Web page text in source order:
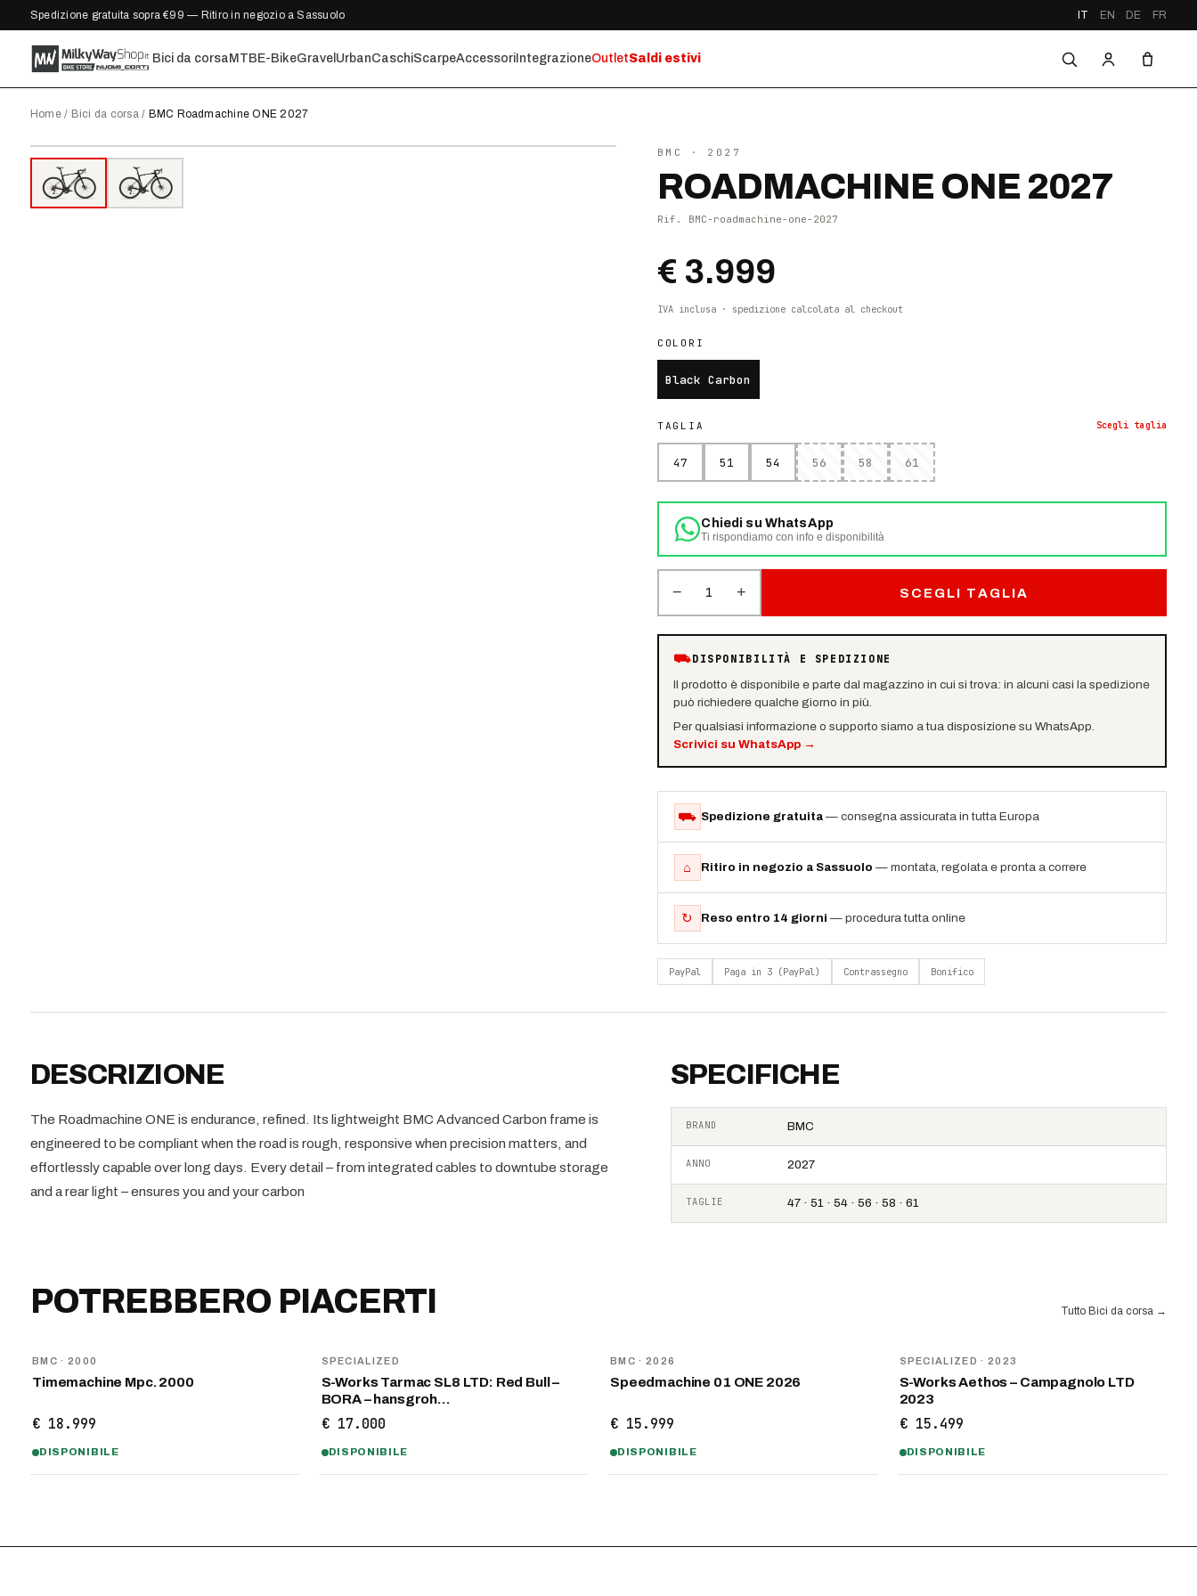
Spedizione gratuita sopra €99 — Ritiro in negozio a Sassuolo IT EN DE FR
Bici da corsa MTB E-BikeGravel UrbanCaschiScarpeAccessoriIntegrazioneOutletSaldi estivi
Home/ Bici da corsa/ BMC Roadmachine ONE 2027
2027 DISPONIBILE
BMC · 2027
ROADMACHINE ONE 2027
Rif. BMC-roadmachine-one-2027
€ 3.999
IVA inclusa · spedizione calcolata al checkout
COLORI
Black Carbon
TAGLIA Scegli taglia
47 51 54 56 58 61
Chiedi su WhatsApp
Ti rispondiamo con info e disponibilità
− 1 + SCEGLI TAGLIA
⛟DISPONIBILITÀ E SPEDIZIONE
Il prodotto è disponibile e parte dal magazzino in cui si trova: in alcuni casi la spedizione
può richiedere qualche giorno in più.
Per qualsiasi informazione o supporto siamo a tua disposizione su WhatsApp.
Scrivici su WhatsApp →
⛟ Spedizione gratuita — consegna assicurata in tutta Europa
⌂ Ritiro in negozio a Sassuolo — montata, regolata e pronta a correre
↻ Reso entro 14 giorni — procedura tutta online
PayPal Paga in 3 (PayPal) Contrassegno Bonifico
DESCRIZIONE
The Roadmachine ONE is endurance, refined. Its lightweight BMC Advanced Carbon frame is
engineered to be compliant when the road is rough, responsive when precision matters, and
effortlessly capable over long days. Every detail – from integrated cables to downtube storage
and a rear light – ensures you and your carbon
SPECIFICHE
BRAND BMC
ANNO 2027
TAGLIE 47 · 51 · 54 · 56 · 58 · 61
POTREBBERO PIACERTI Tutto Bici da corsa →
BMC · 2000
Timemachine Mpc. 2000
€ 18.999
DISPONIBILE
SPECIALIZED
S-Works Tarmac SL8 LTD: Red Bull –
BORA – hansgroh…
€ 17.000
DISPONIBILE
BMC · 2026
Speedmachine 01 ONE 2026
€ 15.999
DISPONIBILE
SPECIALIZED · 2023
S-Works Aethos – Campagnolo LTD
2023
€ 15.499
DISPONIBILE